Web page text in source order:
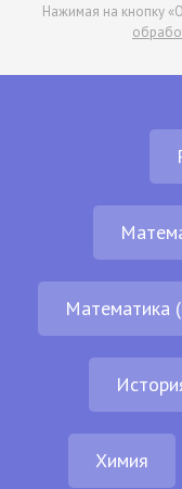
Нажимая на кнопку
Математика
Химия